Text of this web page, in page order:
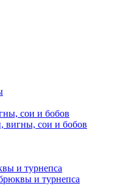
сои и бобов
вигны, сои и бобов
и турнепса
и турнепса